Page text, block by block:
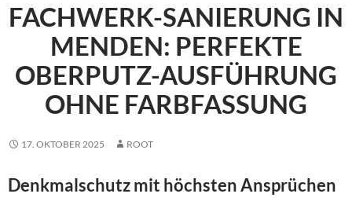
FACHWERK-SANIERUNG IN
MENDEN: PERFEKTE
OBERPUTZ-AUSFÜHRUNG
OHNE FARBFASSUNG
17. OKTOBER 2025 ROOT
Denkmalschutz mit höchsten Ansprüchen